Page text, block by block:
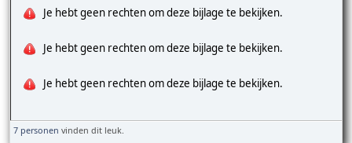
Je hebt geen rechten om deze bijlage te bekijken.
Je hebt geen rechten om deze bijlage te bekijken.
Je hebt geen rechten om deze bijlage te bekijken.
7 personen vinden dit leuk.